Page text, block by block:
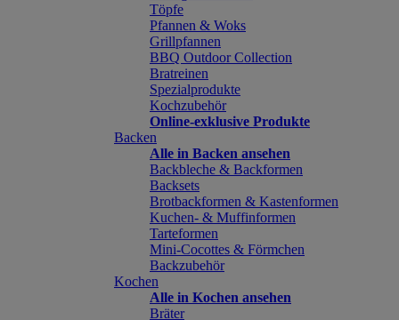
Töpfe
Pfannen & Woks
Grillpfannen
BBQ Outdoor Collection
Bratreinen
Spezialprodukte
Kochzubehör
Online-exklusive Produkte
Backen
Alle in Backen ansehen
Backbleche & Backformen
Backsets
Brotbackformen & Kastenformen
Kuchen- & Muffinformen
Tarteformen
Mini-Cocottes & Förmchen
Backzubehör
Kochen
Alle in Kochen ansehen
Bräter